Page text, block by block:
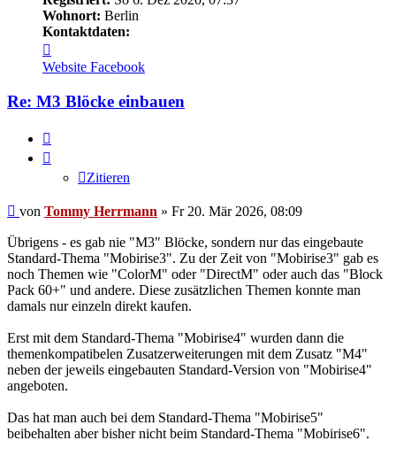
Wohnort: Berlin
Kontaktdaten:
von
Tommy
Herrmann
Website Facebook
Re: M3 Blöcke einbauen
Zitieren
Ungelesener
von Tommy Herrmann » Fr 20. Mär 2026, 08:09
Übrigens - es gab nie "M3" Blöcke, sondern nur das eingebaute
Standard-Thema "Mobirise3". Zu der Zeit von "Mobirise3" gab es
noch Themen wie "ColorM" oder "DirectM" oder auch das "Block
Pack 60+" und andere. Diese zusätzlichen Themen konnte man
damals nur einzeln direkt kaufen.
Erst mit dem Standard-Thema "Mobirise4" wurden dann die
themenkompatibelen Zusatzerweiterungen mit dem Zusatz "M4"
neben der jeweils eingebauten Standard-Version von "Mobirise4"
angeboten.
Das hat man auch bei dem Standard-Thema "Mobirise5"
beibehalten aber bisher nicht beim Standard-Thema "Mobirise6".